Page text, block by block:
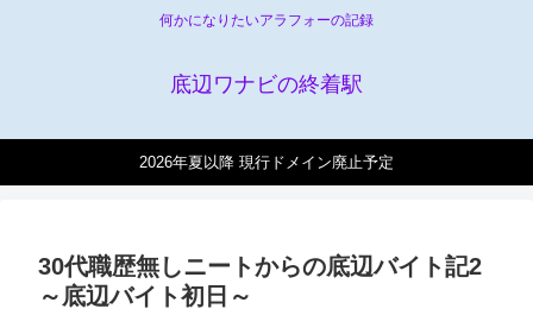
何かになりたいアラフォーの記録
底辺ワナビの終着駅
2026年夏以降 現行ドメイン廃止予定
30代職歴無しニートからの底辺バイト記2
～底辺バイト初日～